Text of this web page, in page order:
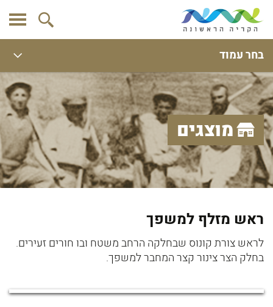
בחר עמוד
מוצגים
ראש מזלף למשפך
לראש צורת קונוס שבחלקה הרחב משטח ובו חורים זעירים.
בחלק הצר צינור קצר המחבר למשפך.